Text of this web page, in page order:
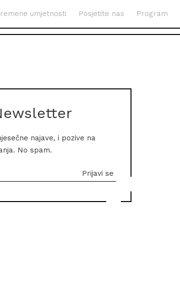
umjetnosti Posjetite nas Program
najave, i pozive na
No spam.